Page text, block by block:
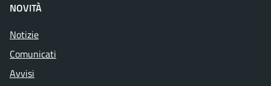
NOVITÀ
Notizie
Comunicati
Avvisi